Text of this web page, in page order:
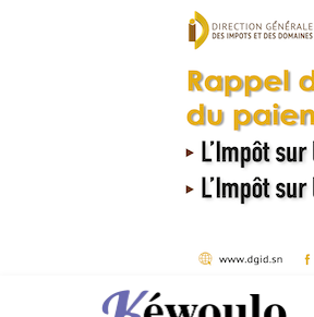
Aller au contenu